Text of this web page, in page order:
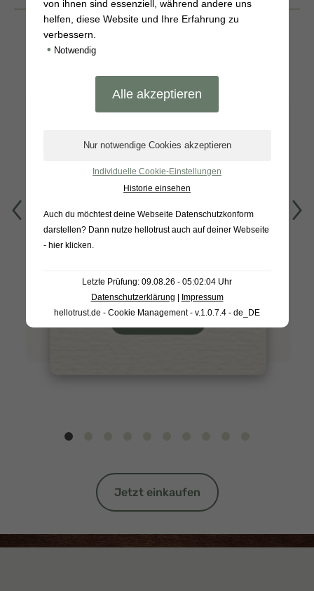
PRODUKTE
Warendorfer
Gewürzgurken 1L
Tomatencremesuppe
Jetzt einkaufen
von ihnen sind essenziell, während andere uns
helfen, diese Website und Ihre Erfahrung zu
verbessern.
• Notwendig
Individuelle Cookie-Einstellungen
Historie einsehen
Auch du möchtest deine Webseite Datenschutzkonform
darstellen? Dann nutze hellotrust auch auf deiner Webseite
- hier klicken.
Letzte Prüfung: 09.08.26 - 05:02:04 Uhr
Datenschutzerklärung
Impressum
hellotrust.de - Cookie Management - v.1.0.7.4 - de_DE